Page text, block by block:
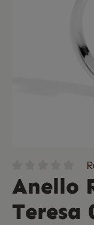
Anello
Teresa